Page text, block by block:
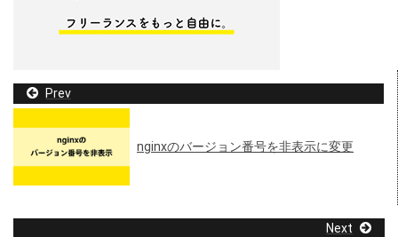
Prev
nginxのバージョン番号を非表示に変更
Next